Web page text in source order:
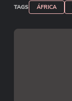
TAGS ÁFRICA